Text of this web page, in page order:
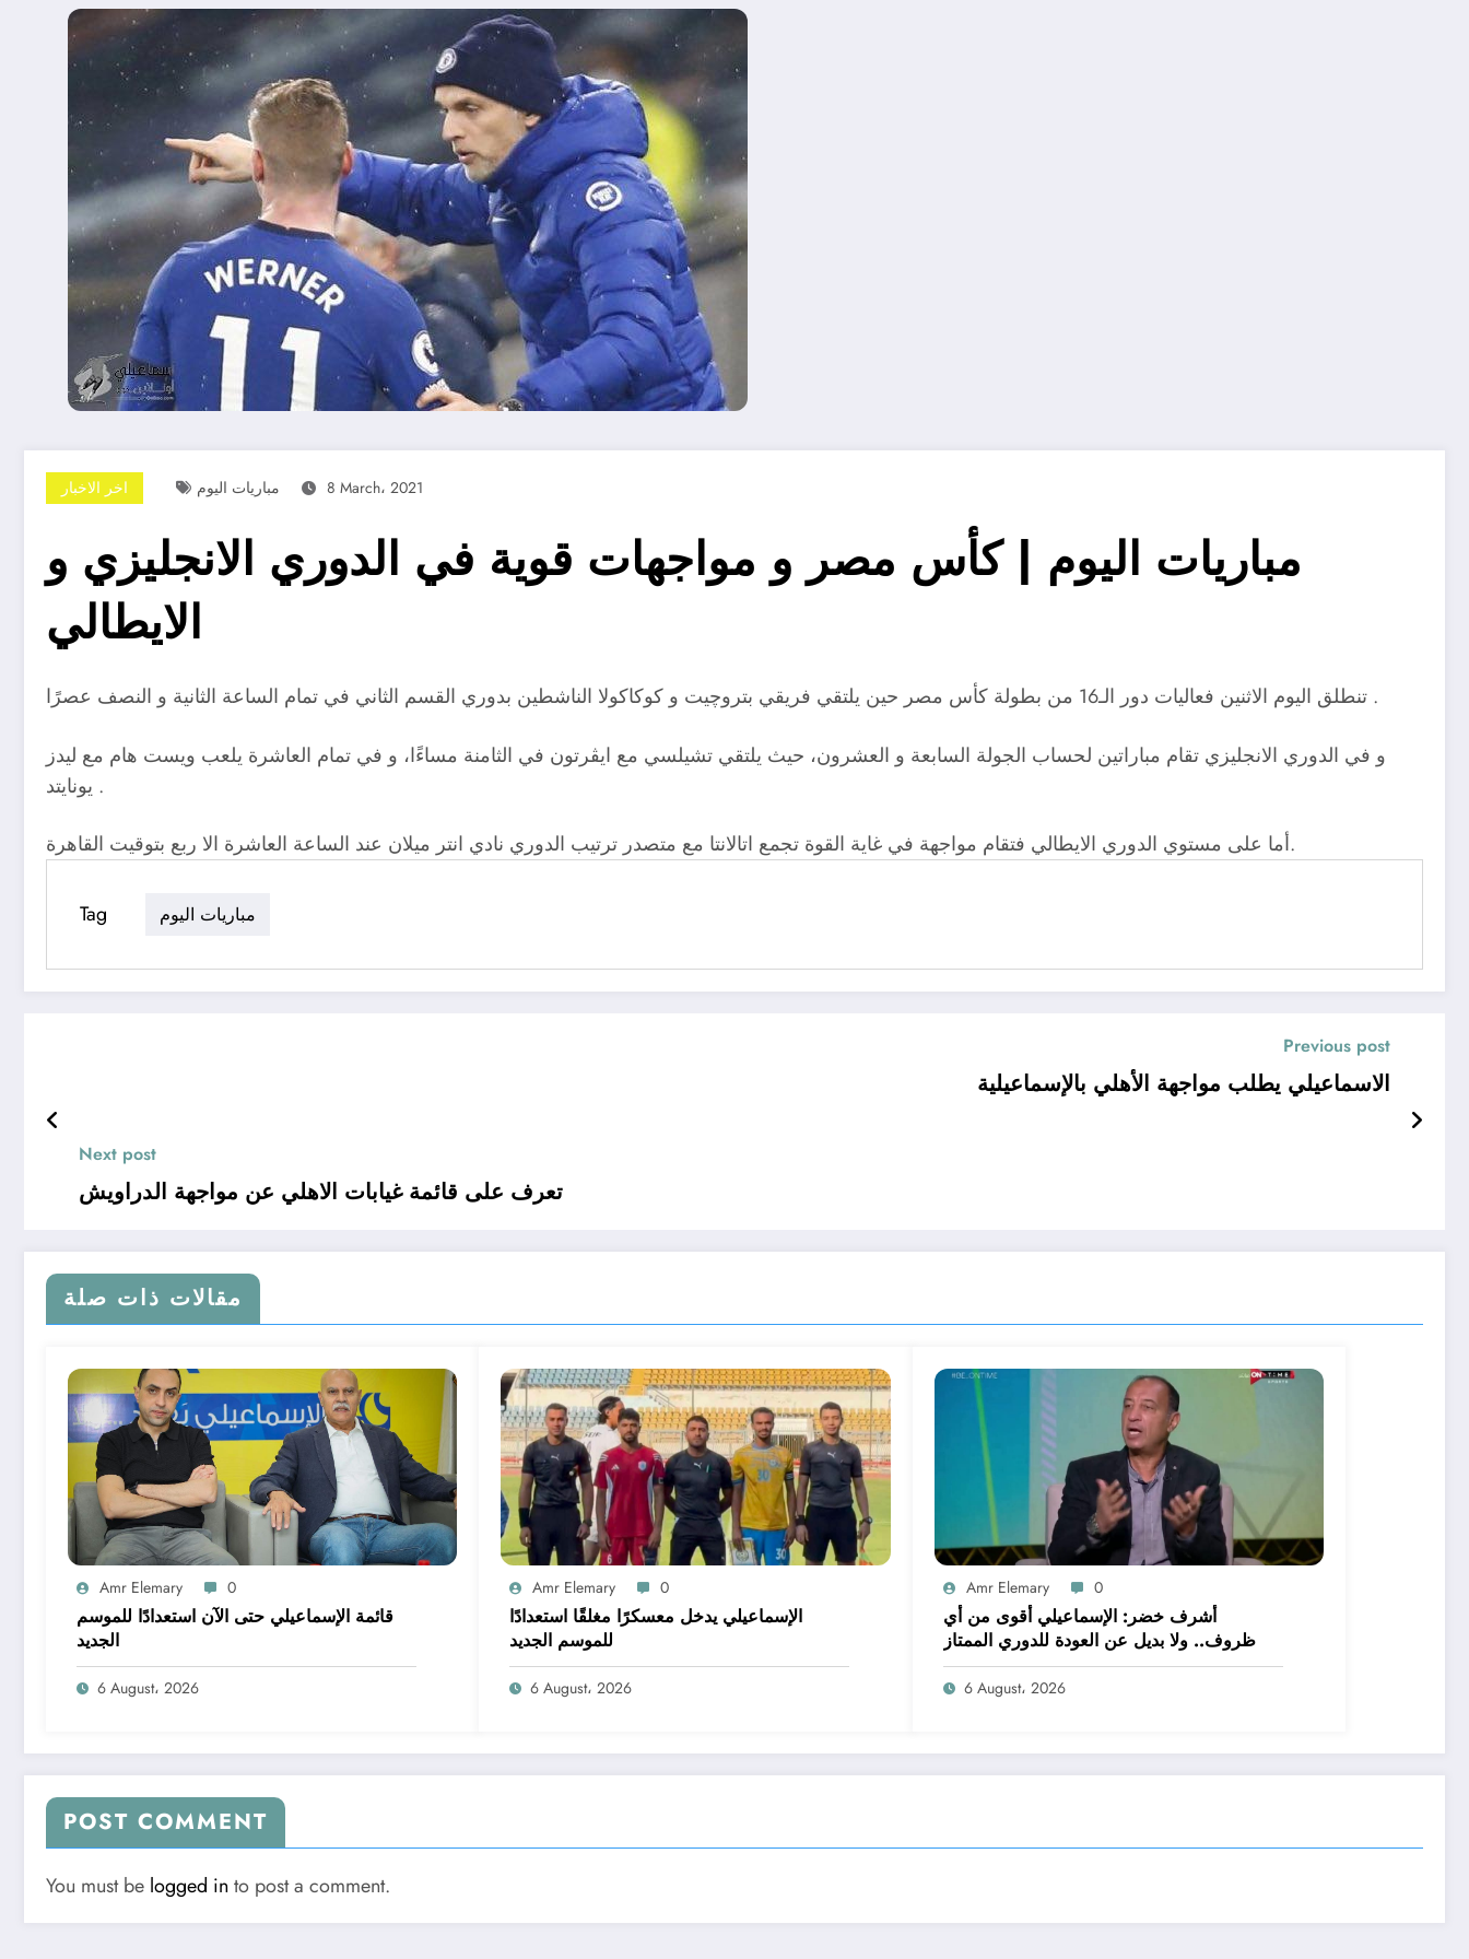
اخر الاخبار مباريات اليوم 8 March، 2021
مباريات اليوم | كأس مصر و مواجهات قوية في الدوري الانجليزي و
الايطالي
تنطلق اليوم الاثنين فعاليات دور الـ16 من بطولة كأس مصر حين يلتقي فريقي بتروچيت و كوكاكولا الناشطين بدوري القسم الثاني في تمام الساعة الثانية و النصف عصرًا .
و في الدوري الانجليزي تقام مباراتين لحساب الجولة السابعة و العشرون، حيث يلتقي تشيلسي مع ايڤرتون في الثامنة مساءًا، و في تمام العاشرة يلعب ويست هام مع ليدز
يونايتد .
أما على مستوي الدوري الايطالي فتقام مواجهة في غاية القوة تجمع اتالانتا مع متصدر ترتيب الدوري نادي انتر ميلان عند الساعة العاشرة الا ربع بتوقيت القاهرة.
Tag مباريات اليوم
Previous post
الاسماعيلي يطلب مواجهة الأهلي بالإسماعيلية
Next post
تعرف على قائمة غيابات الاهلي عن مواجهة الدراويش
مقالات ذات صلة
Amr Elemary 0
قائمة الإسماعيلي حتى الآن استعدادًا للموسم
الجديد
6 August، 2026
Amr Elemary 0
الإسماعيلي يدخل معسكرًا مغلقًا استعدادًا
للموسم الجديد
6 August، 2026
Amr Elemary 0
أشرف خضر: الإسماعيلي أقوى من أي
ظروف.. ولا بديل عن العودة للدوري الممتاز
6 August، 2026
POST COMMENT
You must be logged in to post a comment.